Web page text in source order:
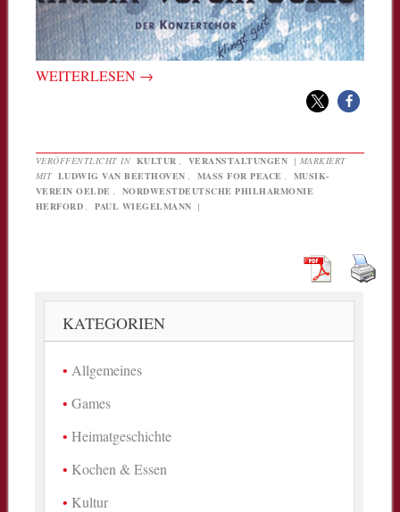
WEITERLESEN →
VERÖFFENTLICHT IN KULTUR VERANSTALTUNGEN | MARKIERT
MIT LUDWIG VAN BEETHOVEN MASS FOR PEACE
MUSIK-
VEREIN OELDE
NORDWESTDEUTSCHE PHILHARMONIE
HERFORD
PAUL WIEGELMANN |
KATEGORIEN
Allgemeines
Games
Heimatgeschichte
Kochen & Essen
Kultur